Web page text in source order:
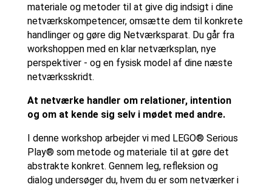
materiale og metoder til at give dig indsigt i dine
netværkskompetencer, omsætte dem til konkrete
handlinger og gøre dig Netværksparat. Du går fra
workshoppen med en klar netværksplan, nye
perspektiver - og en fysisk model af dine næste
netværksskridt.
At netværke handler om relationer, intention
og om at kende sig selv i mødet med andre.
I denne workshop arbejder vi med LEGO® Serious
Play® som metode og materiale til at gøre det
abstrakte konkret. Gennem leg, refleksion og
dialog undersøger du, hvem du er som netværker i